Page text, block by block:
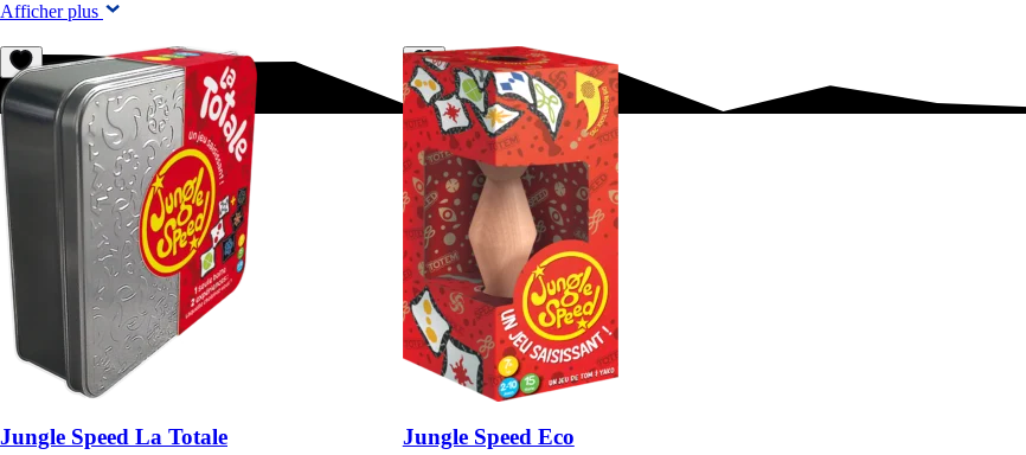
Afficher plus
Jungle Speed La Totale Jungle Speed Eco